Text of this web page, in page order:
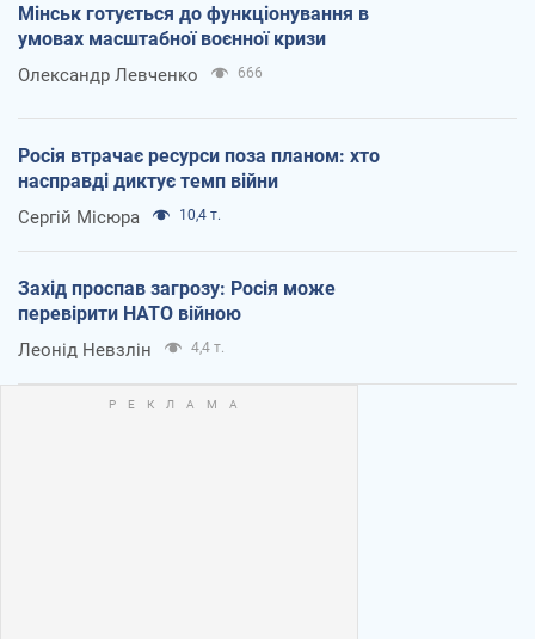
Мінськ готується до функціонування в
умовах масштабної воєнної кризи
Олександр Левченко 666
Росія втрачає ресурси поза планом: хто
насправді диктує темп війни
Сергій Місюра 10,4 т.
Захід проспав загрозу: Росія може
перевірити НАТО війною
Леонід Невзлін 4,4 т.